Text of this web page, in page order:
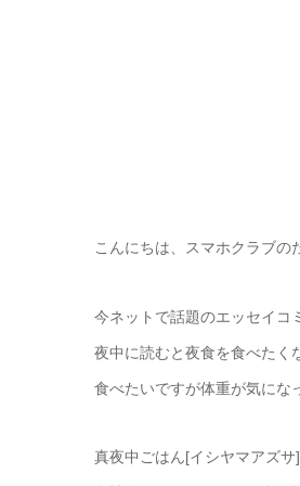
こんにちは、スマホクラブの
今ネットで話題のエッセイコ
夜中に読むと夜食を食べたく
食べたいですが体重が気にな
真夜中ごはん[イシヤマアズサ